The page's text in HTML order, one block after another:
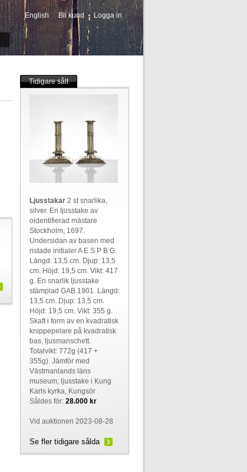
English Bli kund Logga in
-->
Tidigare sålt
Ljusstakar2 st snarlika,
silver. En ljusstake av
oidentifierad mästare
Stockholm, 1697.
Undersidan av basen med
ristade initialer A E S P B G.
Längd: 13,5 cm. Djup: 13,5
cm. Höjd: 19,5 cm. Vikt: 417
g. En snarlik ljusstake
stämplad GAB 1901. Längd:
13,5 cm. Djup: 13,5 cm.
Höjd: 19,5 cm. Vikt: 355 g.
Skaft i form av en kvadratisk
knippepelare på kvadratisk
bas, ljusmanschett.
Totalvikt: 772g (417 +
355g). Jämför med
Västmanlands läns
museum; ljusstake i Kung
Karls kyrka, Kungsör
Såldes för: 28.000 kr
Vid auktionen 2023-08-28
Se fler tidigare sålda